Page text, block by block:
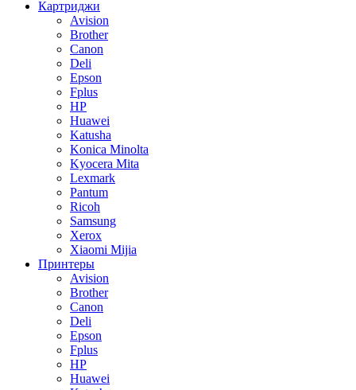
Картриджи
Avision
Brother
Canon
Deli
Epson
Fplus
HP
Huawei
Katusha
Konica Minolta
Kyocera Mita
Lexmark
Pantum
Ricoh
Samsung
Xerox
Xiaomi Mijia
Принтеры
Avision
Brother
Canon
Deli
Epson
Fplus
HP
Huawei